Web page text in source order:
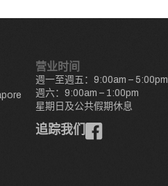
营业时间
週一至週五：9:00am – 5:00pm
週六：9:00am – 1:00pm
星期日及公共假期休息
追踪我们